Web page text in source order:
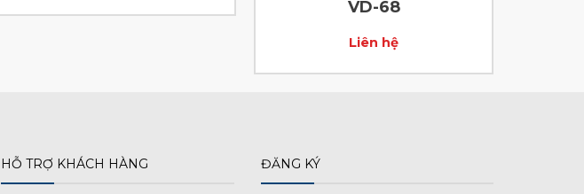
VD-68
Liên hệ
HỖ TRỢ KHÁCH HÀNG ĐĂNG KÝ